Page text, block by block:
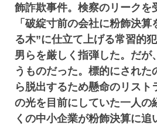
飾詐欺事件。検察のリークを
「破綻寸前の会社に粉飾決
る木”に仕立て上げる常習的
男らを厳しく指弾した。だが
うものだった。標的にされた
ら脱出するため懸命のリスト
の光を目前にしていた一人の
くの中小企業が粉飾決算に追